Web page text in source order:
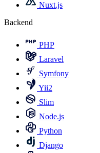
Nuxt.js
Backend
PHP
Laravel
Symfony
Yii2
Slim
Node.js
Python
Django